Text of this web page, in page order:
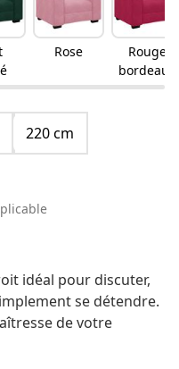
Rose
Rouge
bordeaux
220 cm
idéal pour discuter,
se détendre.
de votre